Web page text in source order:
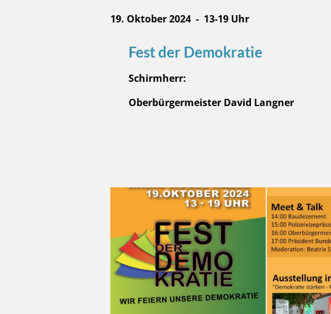
19. Oktober 2024 - 13-19 Uhr
Fest der Demokratie
Schirmherr:
Oberbürgermeister David Langner